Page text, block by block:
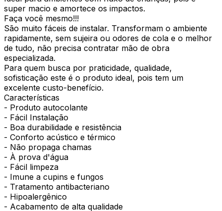
super macio e amortece os impactos.
Faça você mesmo!!!
São muito fáceis de instalar. Transformam o ambiente
rapidamente, sem sujeira ou odores de cola e o melhor
de tudo, não precisa contratar mão de obra
especializada.
Para quem busca por praticidade, qualidade,
sofisticação este é o produto ideal, pois tem um
excelente custo-benefício.
Características
- Produto autocolante
- Fácil Instalação
- Boa durabilidade e resistência
- Conforto acústico e térmico
- Não propaga chamas
- À prova d'água
- Fácil limpeza
- Imune a cupins e fungos
- Tratamento antibacteriano
- Hipoalergênico
- Acabamento de alta qualidade